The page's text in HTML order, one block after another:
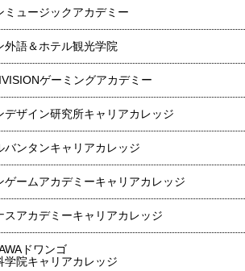
ミュージックアカデミー
外語＆ホテル観光学院
ゲーミングアカデミー
デザイン研究所キャリアカレッジ
バンタンキャリアカレッジ
ゲームアカデミーキャリアカレッジ
スアカデミーキャリアカレッジ
ドワンゴ
学院キャリアカレッジ